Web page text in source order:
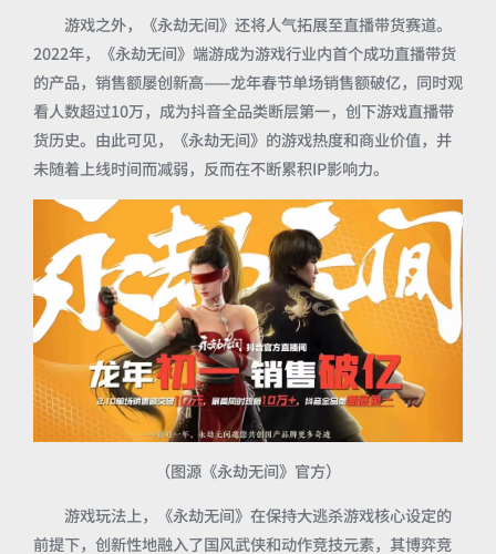
游戏之外，《永劫无间》还将人气拓展至直播带货赛道。
2022年，《永劫无间》端游成为游戏行业内首个成功直播带货
的产品，销售额屡创新高——龙年春节单场销售额破亿，同时观
看人数超过10万，成为抖音全品类断层第一，创下游戏直播带
货历史。由此可见，《永劫无间》的游戏热度和商业价值，并
未随着上线时间而减弱，反而在不断累积IP影响力。
（图源《永劫无间》官方）
游戏玩法上，《永劫无间》在保持大逃杀游戏核心设定的
前提下，创新性地融入了国风武侠和动作竞技元素，其博弈竞